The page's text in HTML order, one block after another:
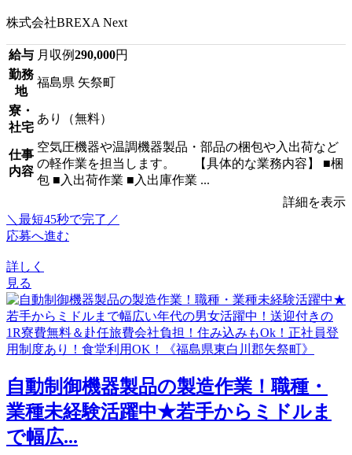
株式会社BREXA Next
給与 月収例290,000円
勤務
地
福島県 矢祭町
寮・
社宅
あり（無料）
仕事
内容
空気圧機器や温調機器製品・部品の梱包や入出荷など
の軽作業を担当します。 【具体的な業務内容】 ■梱
包 ■入出荷作業 ■入出庫作業 ...
詳細を表示
＼最短45秒で完了／
応募へ進む
詳しく
見る
自動制御機器製品の製造作業！職種・
業種未経験活躍中★若手からミドルま
で幅広...